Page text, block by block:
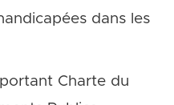
dans les
Charte du